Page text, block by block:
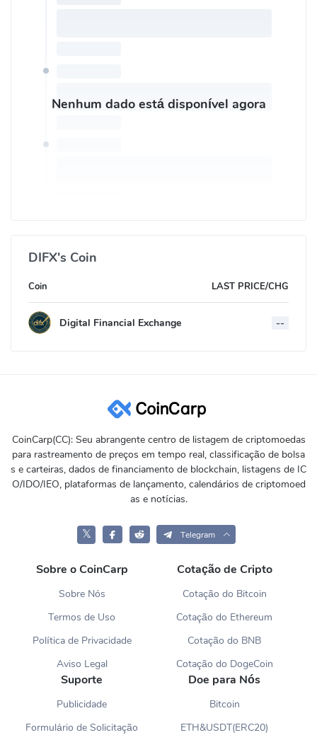
Nenhum dado está disponível agora
DIFX's Coin
Coin LAST PRICE/CHG
Digital Financial Exchange --
CoinCarp(CC): Seu abrangente centro de listagem de criptomoedas
para rastreamento de preços em tempo real, classificação de bolsa
s e carteiras, dados de financiamento de blockchain, listagens de IC
O/IDO/IEO, plataformas de lançamento, calendários de criptomoed
as e notícias.
𝕏 Telegram
Sobre o CoinCarp
Sobre Nós
Termos de Uso
Política de Privacidade
Aviso Legal
Cotação de Cripto
Cotação do Bitcoin
Cotação do Ethereum
Cotação do BNB
Cotação do DogeCoin
Suporte
Publicidade
Formulário de Solicitação
Doe para Nós
Bitcoin
ETH&USDT(ERC20)